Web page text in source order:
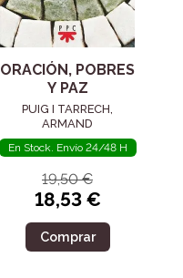
ORACIÓN, POBRES
Y PAZ
PUIG I TARRECH,
ARMAND
En Stock. Envío 24/48 H
19,50 €
18,53 €
Comprar